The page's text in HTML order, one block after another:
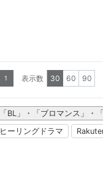
1 表示数 30 60 90
「BL」・「ブロマンス」・
ヒーリングドラマ